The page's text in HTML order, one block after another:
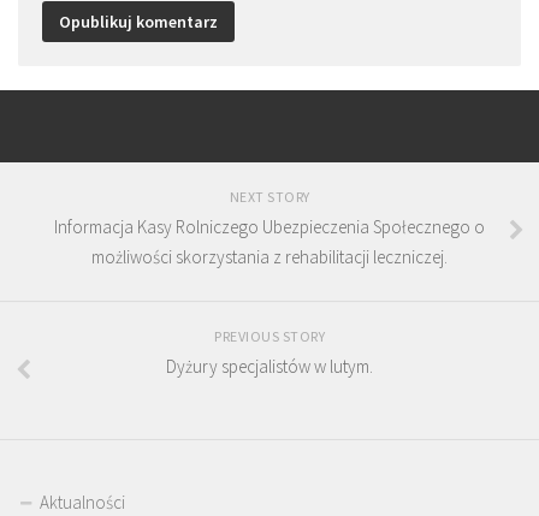
NEXT STORY
Informacja Kasy Rolniczego Ubezpieczenia Społecznego o
możliwości skorzystania z rehabilitacji leczniczej.
PREVIOUS STORY
Dyżury specjalistów w lutym.
Aktualności